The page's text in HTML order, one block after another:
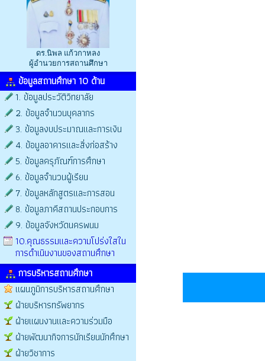
ดร.นิพล แก้วกาหลง
ผู้อำนวยการสถานศึกษา
ข้อมูลสถานศึกษา 10 ด้าน
1. ข้อมูลประวัติวิทยาลัย
2. ข้อมูลจำนวนบุคลากร
3. ข้อมูลงบประมาณและการเงิน
4. ข้อมูลอาคารและสิ่งก่อสร้าง
5. ข้อมูลครุภัณฑ์การศึกษา
6. ข้อมูลจำนวนผู้เรียน
7. ข้อมูลหลักสูตรและการสอน
8. ข้อมูลภาคีสถานประกอบการ
9. ข้อมูลจังหวัดนครพนม
10.คุณธรรมและความโปร่งใสใน
การดำเนินงานของสถานศึกษา
การบริหารสถานศึกษา
แผนภูมิการบริหารสถานศึกษา
ฝ่ายบริหารทรัพยากร
ฝ่ายแผนงานและความร่วมมือ
ฝ่ายพัฒนากิจการนักเรียนนักศึกษา
ฝ่ายวิชาการ